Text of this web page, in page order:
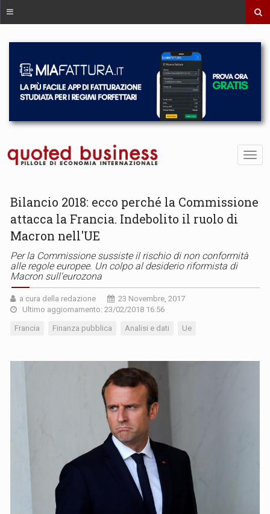
Bilancio 2018: ecco perché la Commissione
attacca la Francia. Indebolito il ruolo di
Macron nell'UE
Per la Commissione sussiste il rischio di non conformità
alle regole europee. Un colpo al desiderio riformista di
Macron sull'eurozona
a cura della redazione
23 Novembre, 2017
Ultimo aggiornamento: 23/02/2018 16:56
Francia Finanza pubblica Analisi e dati Ue